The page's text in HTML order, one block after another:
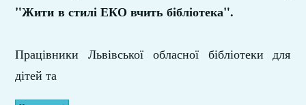
"Жити в стилі ЕКО вчить бібліотека".
Працівники Львівської обласної бібліотеки для
дітей та